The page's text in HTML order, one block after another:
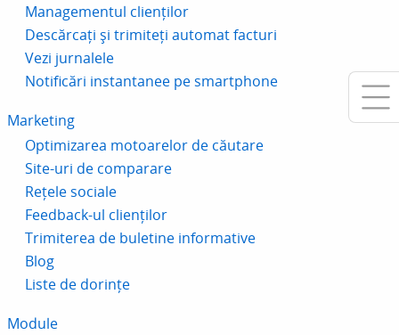
Managementul clienților
Descărcați și trimiteți automat facturi
Vezi jurnalele
Notificări instantanee pe smartphone
Marketing
Optimizarea motoarelor de căutare
Site-uri de comparare
Rețele sociale
Feedback-ul clienților
Trimiterea de buletine informative
Blog
Liste de dorințe
Module